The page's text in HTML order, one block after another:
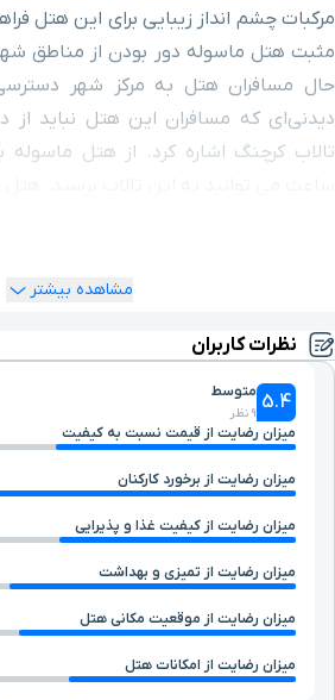
مرکبات چشم انداز زیبایی برای این هتل
مثبت هتل ماسوله دور بودن از مناطق
حال مسافران هتل به مرکز شهر
دیدنی‌ای که مسافران این هتل نباید
تالاب کرچنگ اشاره کرد. از هتل ماسوله
مشاهده بیشتر
نظرات کاربران
5.4 متوسط
9 نظر
میزان رضایت از قیمت نسبت به کیفیت
میزان رضایت از برخورد کارکنان
میزان رضایت از کیفیت غذا و پذیرایی
میزان رضایت از تمیزی و بهداشت
میزان رضایت از موقعیت مکانی هتل
میزان رضایت از امکانات هتل